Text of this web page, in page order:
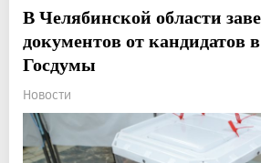
В Челябинской области
документов от кандидатов
Госдумы
Новости